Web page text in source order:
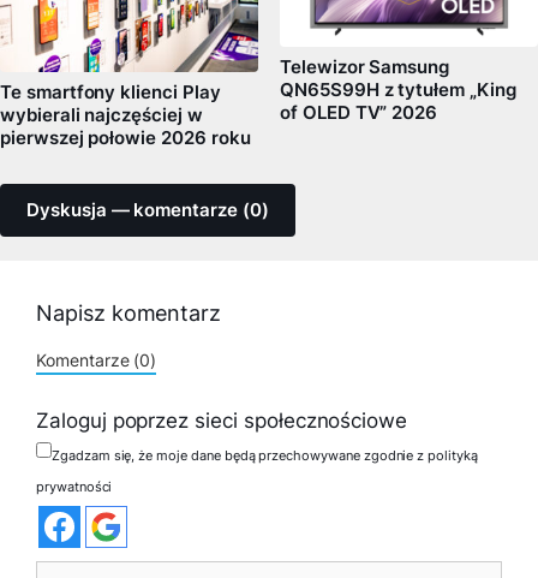
Te smartfony klienci Play
wybierali najczęściej w
pierwszej połowie 2026 roku
Telewizor Samsung
QN65S99H z tytułem „King
of OLED TV” 2026
Dyskusja — komentarze (0)
Napisz komentarz
Komentarze (0)
Zaloguj poprzez sieci społecznościowe
Zgadzam się, że moje dane będą przechowywane zgodnie z polityką
prywatności